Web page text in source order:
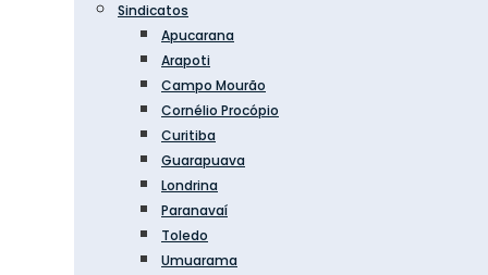
Sindicatos
Apucarana
Arapoti
Campo Mourão
Cornélio Procópio
Curitiba
Guarapuava
Londrina
Paranavaí
Toledo
Umuarama